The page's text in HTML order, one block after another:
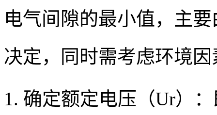
电气间隙的最小值，主
决定，同时需考虑环境
确定额定电压（Ur）